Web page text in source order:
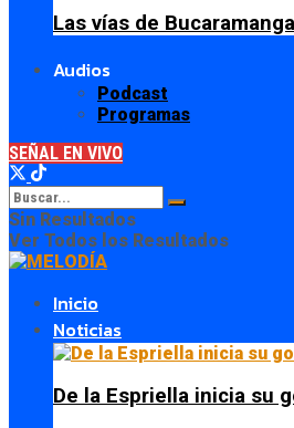
Las vías de
Audios
Podcast
Programas
SEÑAL EN VIVO
Sin Resultados
Ver Todos los Resultados
Inicio
Noticias
De la Espriella inicia su